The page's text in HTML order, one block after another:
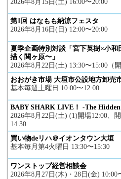
2026年8月15日(土) 16:00〜20:00
第1回 はなもも納涼フェスタ
2026年8月16日(日) 12:00〜20:00
夏季企画特別対談「宮下英樹×小
描く関ヶ原〜」
2026年8月22日(土) 13:30〜15:00（開
おおがき市場 大垣市公設地方卸売
基本毎週土曜日 10:00〜12:00
BABY SHARK LIVE！ -The Hidden
2026年8月22日(土) (1)開場12:00、
14:30
買い物deリハ＠イオンタウン大垣
基本毎月第4火曜日 13:30〜15:30
ワンストップ経営相談会
2026年8月27日(木)・28日(金) 10:00